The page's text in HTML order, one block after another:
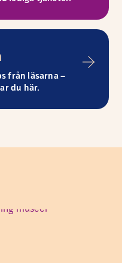
från läsarna –
du här.